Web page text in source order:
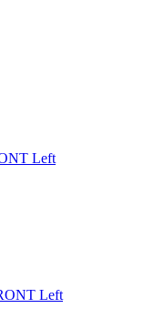
Left
Left